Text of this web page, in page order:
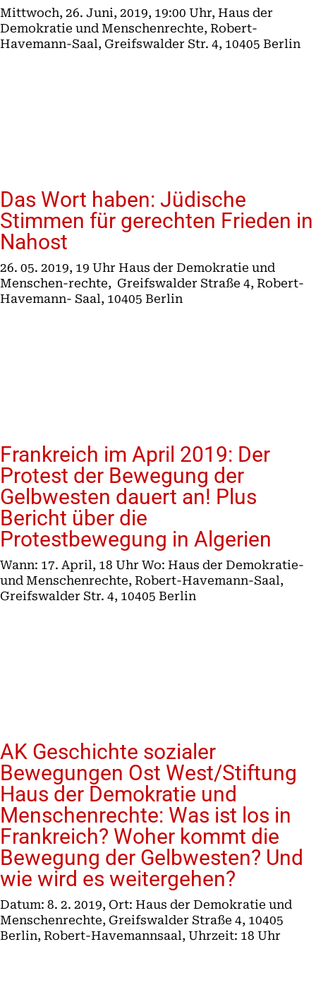
Mittwoch, 26. Juni, 2019, 19:00 Uhr, Haus der
Demokratie und Menschenrechte, Robert-
Havemann-Saal, Greifswalder Str. 4, 10405 Berlin
Das Wort haben: Jüdische
Stimmen für gerechten Frieden in
Nahost
26. 05. 2019, 19 Uhr Haus der Demokratie und
Menschen-rechte, Greifswalder Straße 4, Robert-
Havemann- Saal, 10405 Berlin
Frankreich im April 2019: Der
Protest der Bewegung der
Gelbwesten dauert an! Plus
Bericht über die
Protestbewegung in Algerien
Wann: 17. April, 18 Uhr Wo: Haus der Demokratie-
und Menschenrechte, Robert-Havemann-Saal,
Greifswalder Str. 4, 10405 Berlin
AK Geschichte sozialer
Bewegungen Ost West/Stiftung
Haus der Demokratie und
Menschenrechte: Was ist los in
Frankreich? Woher kommt die
Bewegung der Gelbwesten? Und
wie wird es weitergehen?
Datum: 8. 2. 2019, Ort: Haus der Demokratie und
Menschenrechte, Greifswalder Straße 4, 10405
Berlin, Robert-Havemannsaal, Uhrzeit: 18 Uhr